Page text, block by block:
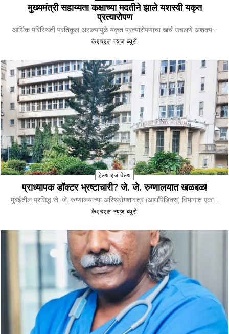
मुख्यमंत्री सहाय्यता कक्षाच्या मदतीने झाले यशस्वी यकृत
प्रत्यारोपण
आर्थिक परिस्थिती प्रतिकूल असल्यामुळे यकृत प्रत्यारोपणाचा खर्च उचलणे अशक्य...
केएचएल न्यूज ब्युरो
हेल्थ इज वेल्थ
प्राध्यापक डॉक्टर भ्रष्टाचारी? जे. जे. रुग्णालयात खळबळ!
मुंबईतील प्रसिद्ध जे. जे. रुग्णालयाच्या अस्थिरोगशास्त्र (आर्थॉपेडिक्स) विभागात एका...
केएचएल न्यूज ब्युरो